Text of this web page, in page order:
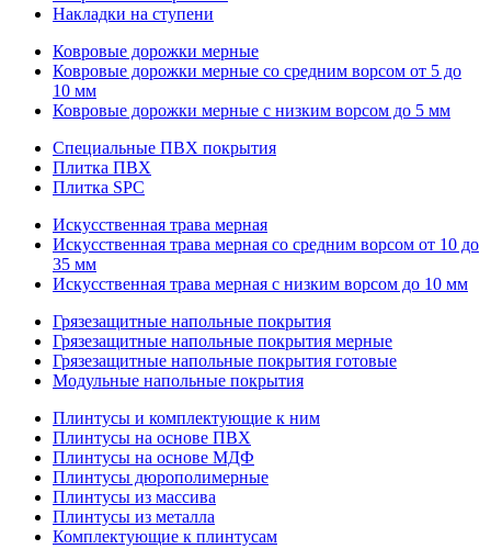
Накладки на ступени
Ковровые дорожки мерные
Ковровые дорожки мерные со средним ворсом от 5 до
10 мм
Ковровые дорожки мерные с низким ворсом до 5 мм
Специальные ПВХ покрытия
Плитка ПВХ
Плитка SPC
Искуccтвенная трава мерная
Искусственная трава мерная со средним ворсом от 10 до
35 мм
Искусственная трава мерная с низким ворсом до 10 мм
Грязезащитные напольные покрытия
Грязезащитные напольные покрытия мерные
Грязезащитные напольные покрытия готовые
Модульные напольные покрытия
Плинтусы и комплектующие к ним
Плинтусы на основе ПВХ
Плинтусы на основе МДФ
Плинтусы дюрополимерные
Плинтусы из массива
Плинтусы из металла
Комплектующие к плинтусам